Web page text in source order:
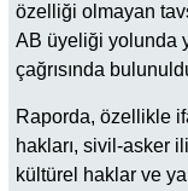
özelliği olmayan
AB üyeliği yolunda
çağrısında
Raporda, özellikle
hakları, sivil-asker
kültürel haklar ve